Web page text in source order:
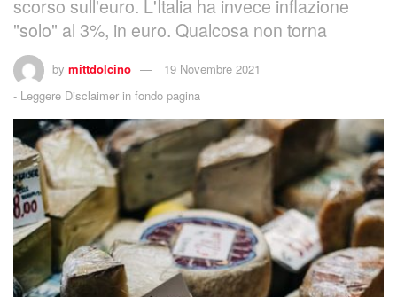
scorso sull'euro. L'Italia ha invece inflazione
"solo" al 3%, in euro. Qualcosa non torna
by mittdolcino
19 Novembre 2021
- Leggere Disclaimer in fondo pagina